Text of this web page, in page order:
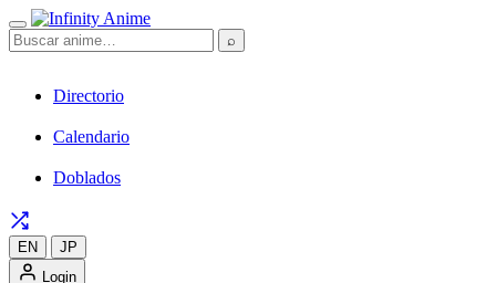
⌕
Directorio
Calendario
Doblados
EN
JP
Login